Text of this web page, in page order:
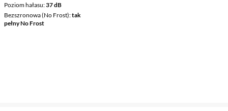
Poziom hałasu 37 dB
Bezszronowa (No Frost) tak
pełny No Frost